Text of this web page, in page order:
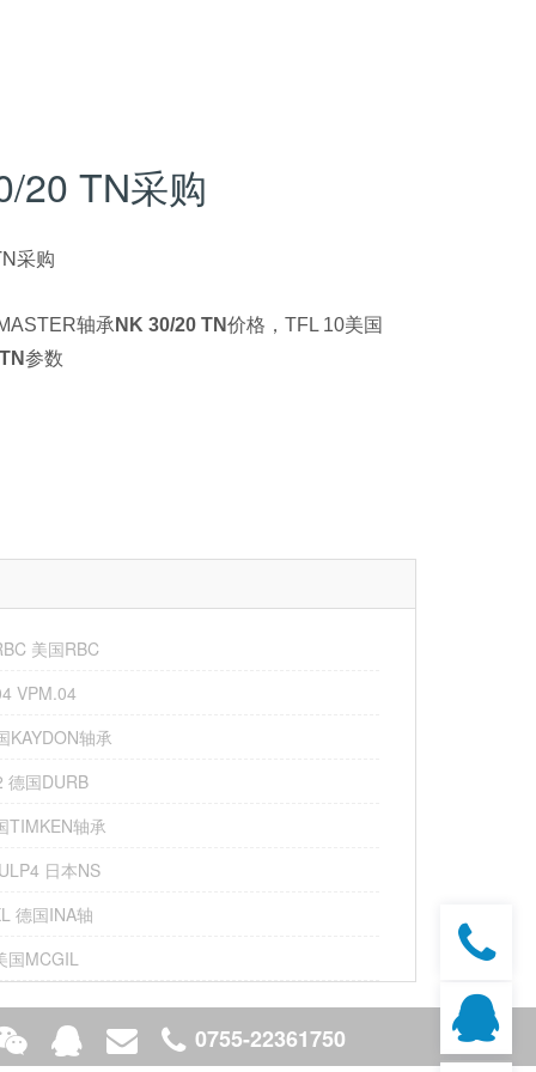
20 TN采购
采购
轴承 NK 30/20 TN价格，TFL 10美国
参数
美国RBC
VPM.04
KAYDON轴承
德国DURB
TIMKEN轴承
日本NS
德国INA轴
MCGIL
0755-22361750